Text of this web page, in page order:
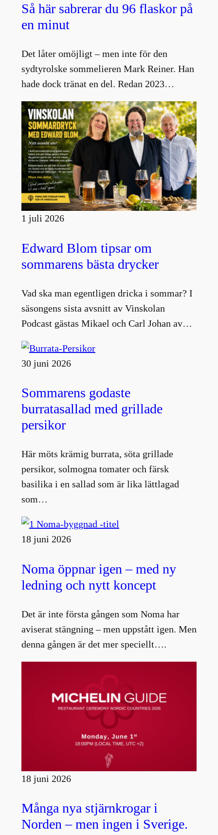
Så här sabrerar du 96 flaskor på
en minut
Det låter omöjligt – men inte för den
sydtyrolske sommelieren Mark Reiner. Han
hade dock tränat en del. Redan 2023…
1 juli 2026
Edward Blom tipsar om
sommarens bästa drycker
Vad ska man egentligen dricka i sommar? I
säsongens sista avsnitt av Vinskolan
Podcast gästas Mikael och Carl Johan av…
30 juni 2026
Sommarens godaste
burratasallad med grillade
persikor
Här möts krämig burrata, söta grillade
persikor, solmogna tomater och färsk
basilika i en sallad som är lika lättlagad
som…
18 juni 2026
Noma öppnar igen – med ny
ledning och nytt koncept
Det är inte första gången som Noma har
aviserat stängning – men uppstått igen. Men
denna gången är det mer speciellt….
18 juni 2026
Många nya stjärnkrogar i
Norden – men ingen i Sverige.